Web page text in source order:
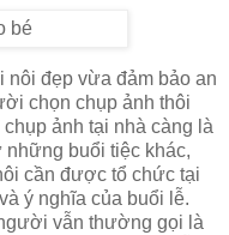
nôi đẹp vừa đảm bảo an
chọn chụp ảnh thôi
ảnh tại nhà càng là
buổi tiệc khác,
cần được tổ chức tại
ý nghĩa của buổi lễ.
vẫn thường gọi là